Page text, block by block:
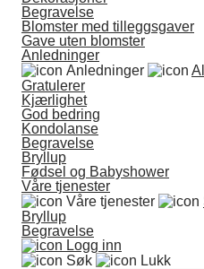
Begravelse
Blomster med tilleggsgaver
Gave uten blomster
Anledninger
Anledninger
Gratulerer
Kjærlighet
God bedring
Kondolanse
Begravelse
Bryllup
Fødsel og Babyshower
Våre tjenester
Våre tjenester
Bryllup
Begravelse
Logg inn
Søk
Lukk